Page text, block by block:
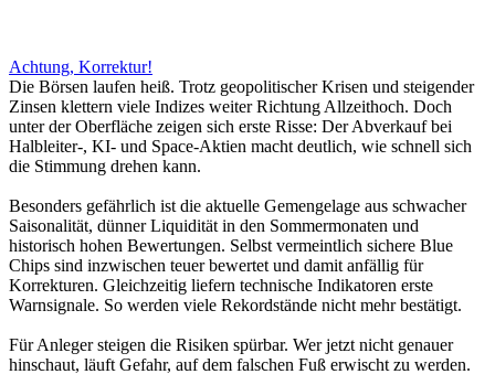
Achtung, Korrektur!
Die Börsen laufen heiß. Trotz geopolitischer Krisen und steigender
Zinsen klettern viele Indizes weiter Richtung Allzeithoch. Doch
unter der Oberfläche zeigen sich erste Risse: Der Abverkauf bei
Halbleiter-, KI- und Space-Aktien macht deutlich, wie schnell sich
die Stimmung drehen kann.
Besonders gefährlich ist die aktuelle Gemengelage aus schwacher
Saisonalität, dünner Liquidität in den Sommermonaten und
historisch hohen Bewertungen. Selbst vermeintlich sichere Blue
Chips sind inzwischen teuer bewertet und damit anfällig für
Korrekturen. Gleichzeitig liefern technische Indikatoren erste
Warnsignale. So werden viele Rekordstände nicht mehr bestätigt.
Für Anleger steigen die Risiken spürbar. Wer jetzt nicht genauer
hinschaut, läuft Gefahr, auf dem falschen Fuß erwischt zu werden.